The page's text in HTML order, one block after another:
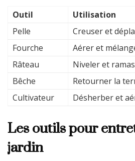
Outil
Utilisation
Pelle
Creuser et
Fourche
Aérer et
Râteau
Niveler et
Bêche
Retourner la
Cultivateur
Désherber et
Les outils pour
jardin